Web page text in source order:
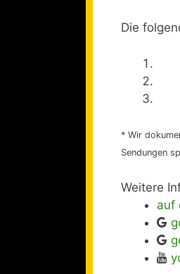
Die
* Wir
Sendungen
Weitere
auf